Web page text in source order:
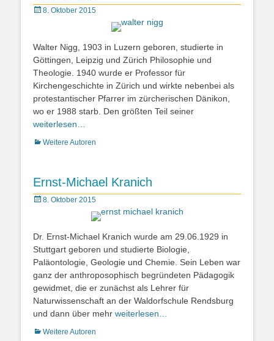
Posted
8. Oktober 2015
Walter Nigg, 1903 in Luzern geboren, studierte in
Göttingen, Leipzig und Zürich Philosophie und
Theologie. 1940 wurde er Professor für
Kirchengeschichte in Zürich und wirkte nebenbei als
protestantischer Pfarrer im zürcherischen Dänikon,
wo er 1988 starb. Den größten Teil seiner
weiterlesen…
Kategorien
Weitere Autoren
Ernst-Michael Kranich
Posted
8. Oktober 2015
Dr. Ernst-Michael Kranich wurde am 29.06.1929 in
Stuttgart geboren und studierte Biologie,
Paläontologie, Geologie und Chemie. Sein Leben war
ganz der anthroposophisch begründeten Pädagogik
gewidmet, die er zunächst als Lehrer für
Naturwissenschaft an der Waldorfschule Rendsburg
und dann über mehr weiterlesen…
Kategorien
Weitere Autoren